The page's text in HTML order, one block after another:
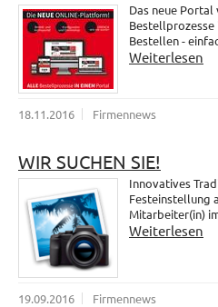
Das neue
Bestellprozesse
Bestellen -
Weiterlesen
18.11.2016 Firmennews
WIR SUCHEN SIE!
Innovatives
Festeinstellung
Mitarbeiter(in)
Weiterlesen
19.09.2016 Firmennews